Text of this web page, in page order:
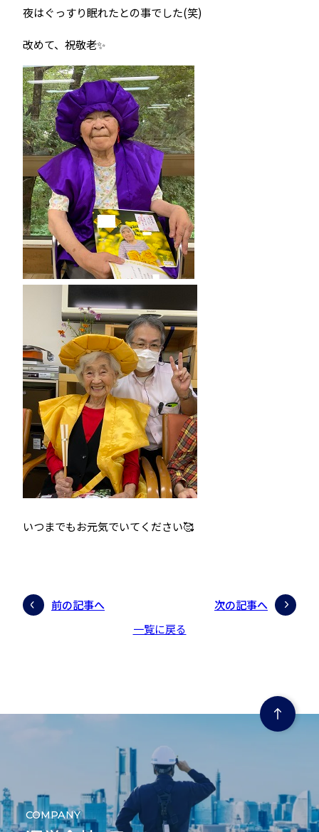
夜はぐっすり眠れたとの事でした(笑)
改めて、祝敬老✨
いつまでもお元気でいてください🥰
前の記事へ
一覧に戻る
次の記事へ
ページの先頭にもどる
COMPANY